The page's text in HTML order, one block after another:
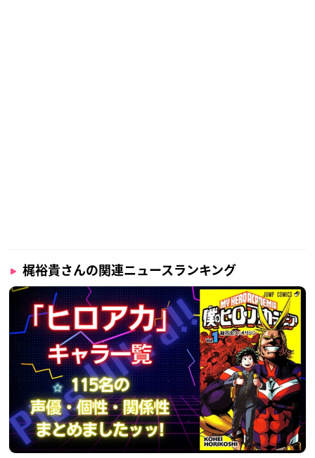
梶裕貴さんの関連ニュースランキング